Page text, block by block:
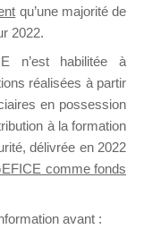
Conseillers
qu’une majorité de
2022.
n’est habilitée à
réalisées à partir
en possession
à la formation
délivrée en 2022
comme fonds
avant :